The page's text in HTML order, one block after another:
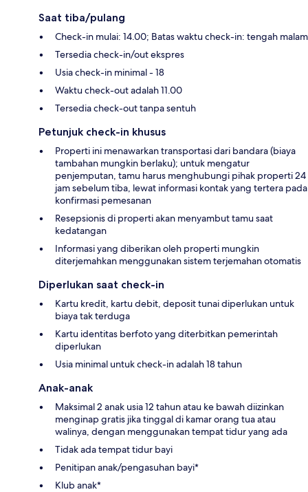
Saat tiba/pulang
Check-in mulai: 14.00; Batas waktu check-in: tengah malam
Tersedia check-in/out ekspres
Usia check-in minimal - 18
Waktu check-out adalah 11.00
Tersedia check-out tanpa sentuh
Petunjuk check-in khusus
Properti ini menawarkan transportasi dari bandara (biaya
tambahan mungkin berlaku); untuk mengatur
penjemputan, tamu harus menghubungi pihak properti 24
jam sebelum tiba, lewat informasi kontak yang tertera pada
konfirmasi pemesanan
Resepsionis di properti akan menyambut tamu saat
kedatangan
Informasi yang diberikan oleh properti mungkin
diterjemahkan menggunakan sistem terjemahan otomatis
Diperlukan saat check-in
Kartu kredit, kartu debit, deposit tunai diperlukan untuk
biaya tak terduga
Kartu identitas berfoto yang diterbitkan pemerintah
diperlukan
Usia minimal untuk check-in adalah 18 tahun
Anak-anak
Maksimal 2 anak usia 12 tahun atau ke bawah diizinkan
menginap gratis jika tinggal di kamar orang tua atau
walinya, dengan menggunakan tempat tidur yang ada
Tidak ada tempat tidur bayi
Penitipan anak/pengasuhan bayi*
Klub anak*